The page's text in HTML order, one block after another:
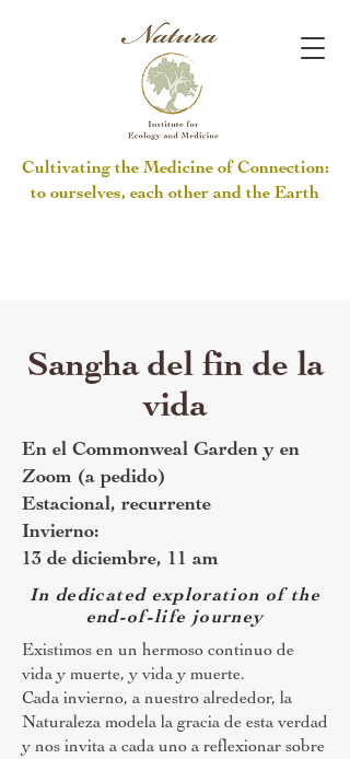
Cultivating the Medicine of Connection:
to ourselves, each other and the Earth
Sangha del fin de la
vida
En el Commonweal Garden y en
Zoom (a pedido)
Estacional, recurrente
Invierno:
13 de diciembre, 11 am
In dedicated exploration of the
end-of-life journey
Existimos en un hermoso continuo de
vida y muerte, y vida y muerte.
Cada invierno, a nuestro alrededor, la
Naturaleza modela la gracia de esta verdad
y nos invita a cada uno a reflexionar sobre